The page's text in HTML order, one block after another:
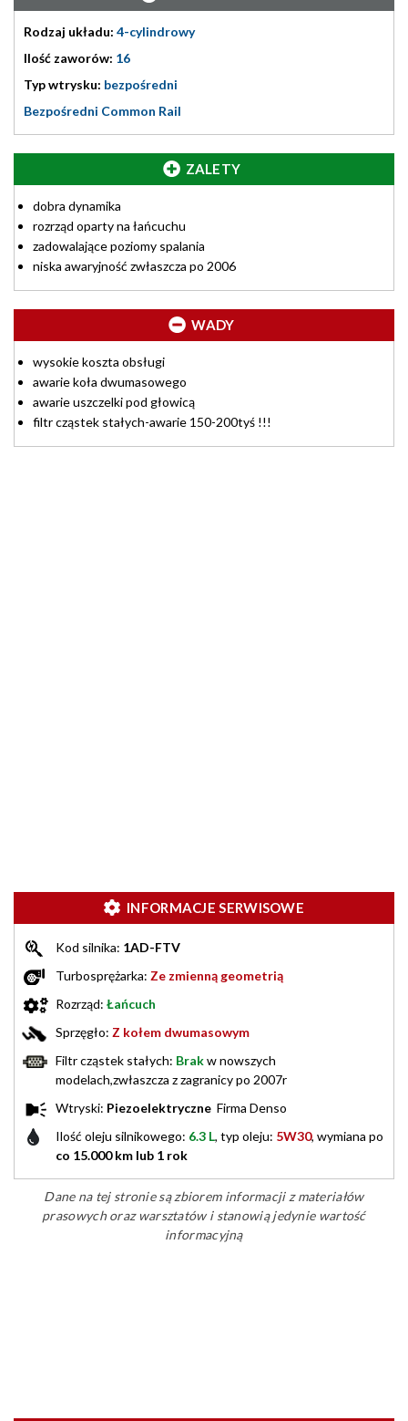
Rodzaj układu: 4-cylindrowy
Ilość zaworów: 16
Typ wtrysku: bezpośredni
Bezpośredni Common Rail
ZALETY
dobra dynamika
rozrząd oparty na łańcuchu
zadowalające poziomy spalania
niska awaryjność zwłaszcza po 2006
WADY
wysokie koszta obsługi
awarie koła dwumasowego
awarie uszczelki pod głowicą
filtr cząstek stałych-awarie 150-200tyś !!!
INFORMACJE SERWISOWE
Kod silnika: 1AD-FTV
Turbosprężarka: Ze zmienną geometrią
Rozrząd: Łańcuch
Sprzęgło: Z kołem dwumasowym
Filtr cząstek stałych: Brakw nowszych
modelach,zwłaszcza z zagranicy po 2007r
Wtryski: Piezoelektryczne Firma Denso
Ilość oleju silnikowego: 6.3 L, typ oleju: 5W30, wymiana po
co 15.000 km lub 1 rok
Dane na tej stronie są zbiorem informacji z materiałów
prasowych oraz warsztatów i stanowią jedynie wartość
informacyjną